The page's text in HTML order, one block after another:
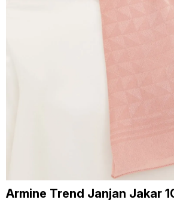
Armine Trend Janjan Jakar